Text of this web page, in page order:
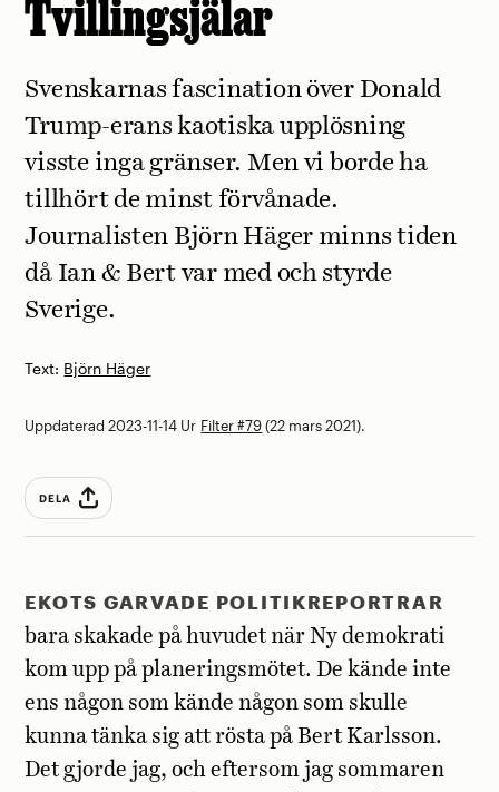
Tvillingsjälar
Text: Björn Häger
Svenskarnas fascination över Donald
Trump-erans kaotiska upplösning
visste inga gränser. Men vi borde ha
tillhört de minst förvånade.
Journalisten Björn Häger minns tiden
då Ian & Bert var med och styrde
Sverige.
Uppdaterad 2023-11-14 Ur Filter #79(22 mars 2021).
DELA
EKOTS GARVADE POLITIKREPORTRAR
bara skakade på huvudet när Ny demokrati
kom upp på planeringsmötet. De kände inte
ens någon som kände någon som skulle
kunna tänka sig att rösta på Bert Karlsson.
Det gjorde jag, och eftersom jag sommaren